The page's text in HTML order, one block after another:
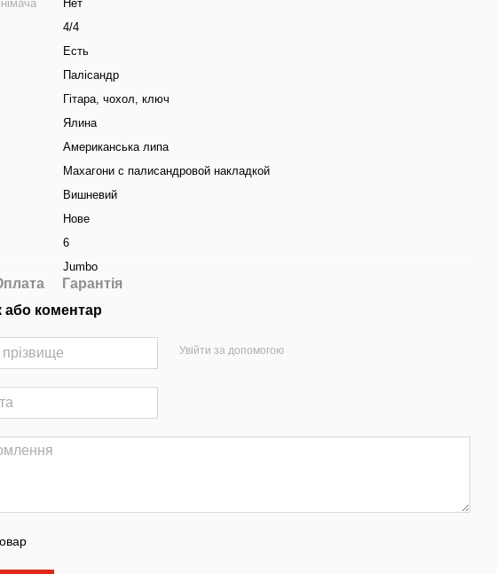
Нет
4/4
Есть
Палісандр
Гітара, чохол, ключ
Ялина
Американська липа
Махагони с палисандровой накладкой
Вишневий
Нове
6
Jumbo
Гарантія
або коментар
Увійти за допомогою